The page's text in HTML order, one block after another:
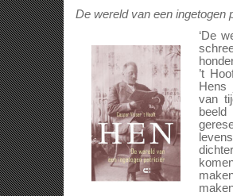
De wereld van een ingetogen
‘De
’t
Hens
van